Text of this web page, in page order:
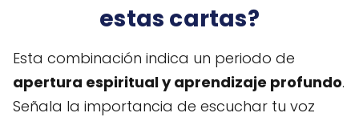
estas cartas?
Esta combinación indica un periodo de
apertura espiritual y aprendizaje profundo.
Señala la importancia de escuchar tu voz